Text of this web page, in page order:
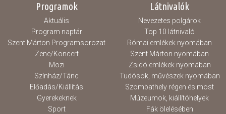
Programok
Aktuális
Program naptár
Szent Márton Programsorozat
Zene/Koncert
Mozi
Színház/Tánc
Előadás/Kiállítás
Gyerekeknek
Sport
Látnivalók
Nevezetes polgárok
Top 10 látnivaló
Római emlékek nyomában
Szent Márton nyomában
Zsidó emlékek nyomában
Tudósok, művészek nyomában
Szombathely régen és most
Múzeumok, kiállítóhelyek
Fák ölelésében